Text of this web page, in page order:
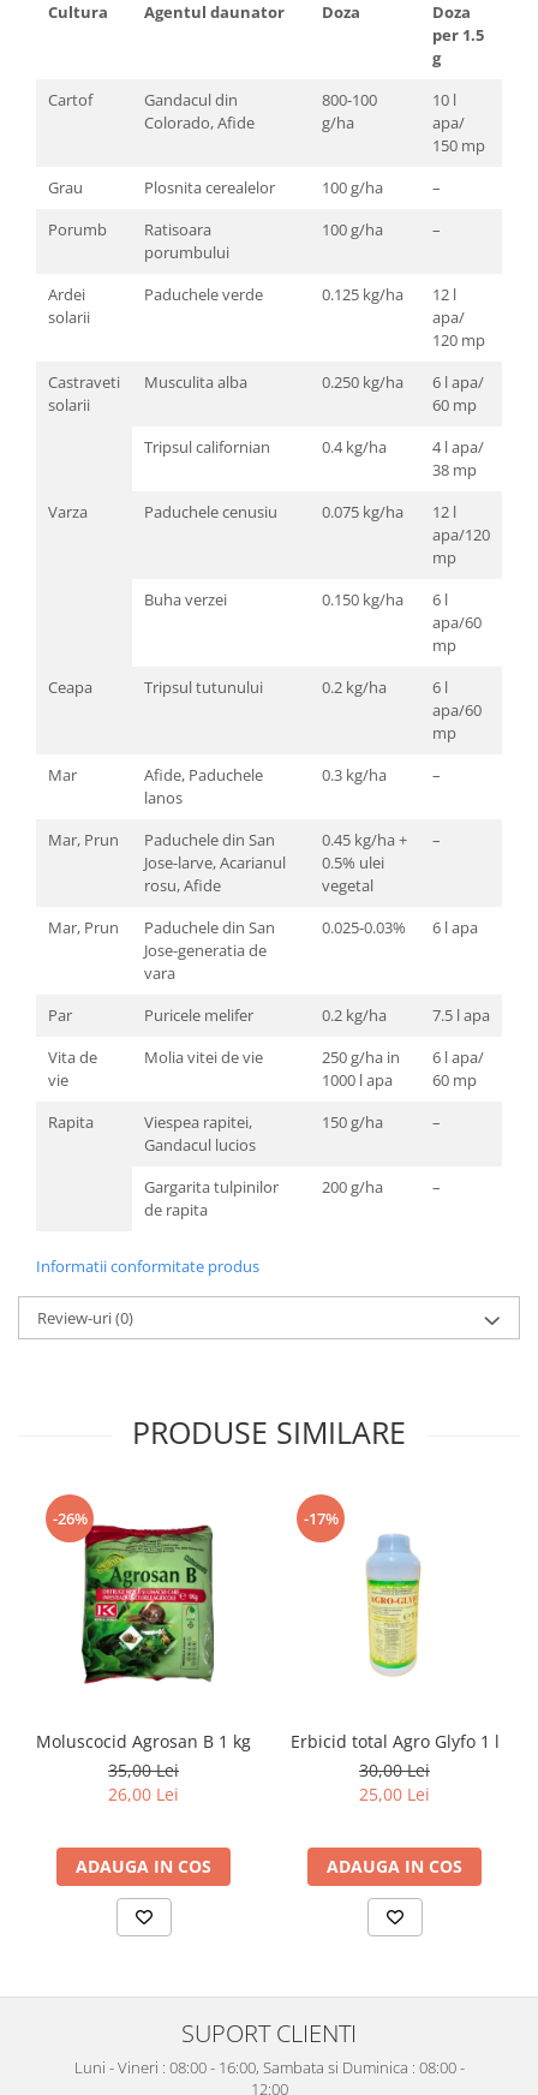
Cultura
Agentul daunator Doza
Doza
per 1.5
g
Cartof
Gandacul din
Colorado, Afide
800-100
g/ha
10 l
apa/
150 mp
Grau
Plosnita cerealelor 100 g/ha
–
Porumb
Ratisoara
porumbului
100 g/ha –
Ardei
solarii
Paduchele verde 0.125 kg/ha
12 l
apa/
120 mp
Castraveti
solarii
Musculita alba 0.250 kg/ha
6 l apa/
60 mp
Tripsul californian
0.4 kg/ha
4 l apa/
38 mp
Varza
Paduchele cenusiu 0.075 kg/ha
12 l
apa/120
mp
Buha verzei
0.150 kg/ha
6 l
apa/60
mp
Ceapa
Tripsul tutunului 0.2 kg/ha
6 l
apa/60
mp
Mar
Afide, Paduchele
lanos
0.3 kg/ha –
Mar, Prun
Paduchele din San
Jose-larve, Acarianul
rosu, Afide
0.45 kg/ha +
0.5% ulei
vegetal
–
Mar, Prun
Paduchele din San
Jose-generatia de
vara
0.025-0.03% 6 l apa
Par Puricele melifer 0.2 kg/ha
7.5 l apa
Vita de
vie
Molia vitei de vie
250 g/ha in
1000 l apa
6 l apa/
60 mp
Rapita
Viespea rapitei,
Gandacul lucios
150 g/ha –
Gargarita tulpinilor
de rapita
200 g/ha –
Informatii conformitate produs
Review-uri(0)
PRODUSE SIMILARE
-26%
Moluscocid Agrosan B 1 kg
35,00 Lei
26,00 Lei
ADAUGA IN COS
-17%
Erbicid total Agro Glyfo 1 l
30,00 Lei
25,00 Lei
ADAUGA IN COS
SUPORT CLIENTI
Luni - Vineri : 08:00 - 16:00, Sambata si Duminica : 08:00 -
12:00